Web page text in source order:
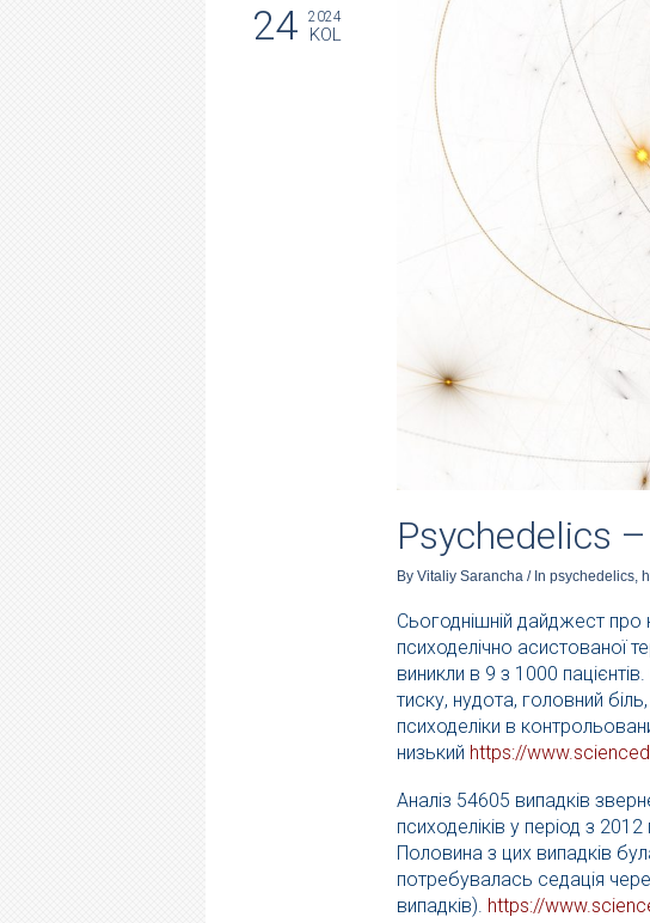
24 2024
KOL
Psychedelics –
By Vitaliy Sarancha / In psychedelics
Сьогоднішній дайджест про
психоделічно асистованої
виникли в 9 з 1000
тиску, нудота, головний
психоделіки в
низький https://
Аналіз 54605 випадків
психоделіків у період з
Половина з цих випадків
потребувалась седація
випадків). https://